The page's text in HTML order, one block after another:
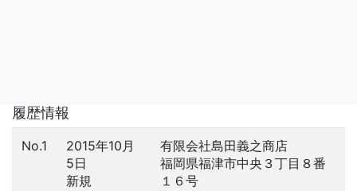
履歴情報
No.1
2015年10月
5日
新規
有限会社島田義之商店
福岡県福津市中央３丁目８番
１６号